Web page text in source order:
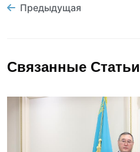
Предыдущая
Связанные Статьи